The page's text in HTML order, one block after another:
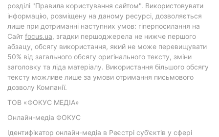
розділі "Правила користування сайтом". Використовувати
інформацію, розміщену на даному ресурсі, дозволяється
лише при дотриманні наступних умов: гіперпосилання на
Cайт focus.ua, згадки першоджерела не нижче першого
абзацу, обсягу використання, який не може перевищувати
50% від загального обсягу оригінального тексту, зміни
заголовку та ліда матеріалу. Використання більшого обсягу
тексту можливе лише за умови отримання письмового
дозволу Компанії.
ТОВ «ФОКУС МЕДІА»
Онлайн-медіа ФОКУС
Ідентифікатор онлайн-медіа в Реєстрі суб’єктів у сфері